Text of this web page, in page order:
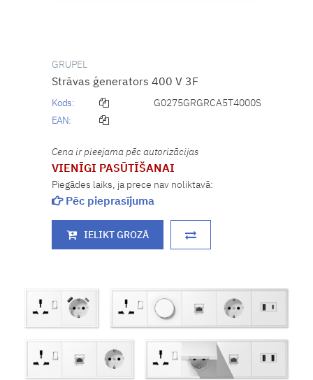
GRUPEL
Strāvas ģenerators 400 V 3F
Kods:
G0275GRGRCA5T4000S
EAN:
Cena ir pieejama pēc autorizācijas
VIENĪGI PASŪTĪŠANAI
Piegādes laiks, ja prece nav noliktavā:
Pēc pieprasījuma
IELIKT GROZĀ